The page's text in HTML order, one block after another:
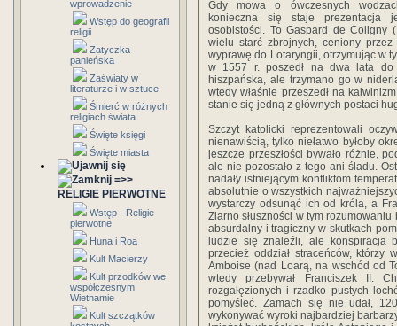
wprowadzenie
Wstęp do geografii
religii
Zatyczka
panieńska
Zaświaty w
literaturze i w sztuce
Śmierć w różnych
religiach świata
Święte księgi
Święte miasta
=>>
RELIGIE PIERWOTNE
Wstęp - Religie
pierwotne
Huna i Roa
Kult Macierzy
Kult przodków we
współczesnym
Wietnamie
Kult szczątków
Gdy mowa o ówczesnych
konieczna się staje prezentacja
osobistości. To Gaspard de Coligny
wielu starć zbrojnych, ceniony
wyprawę do Lotaryngii, otrzymując w
w 1557 r. poszedł na dwa lata do
hiszpańska, ale trzymano go w
wtedy właśnie przeszedł na
stanie się jedną z głównych postaci
Szczyt katolicki reprezentowali
nienawiścią, tylko niełatwo byłoby
jeszcze przeszłości bywało różnie,
ale nie pozostało z tego ani śladu.
nadały istniejącym konfliktom
absolutnie o wszystkich
wystarczy odsunąć ich od króla, a
Ziarno słuszności w tym rozumowaniu
absurdalny i tragiczny w skutkach
ludzie się znaleźli, ale konspiracja
przecież oddział straceńców,
Amboise (nad Loarą, na wschód od
wtedy przebywał Franciszek II.
rozgałęzionych i rzadko pustych
pomyśleć. Zamach się nie udał,
wykonywać wyroki najbardziej